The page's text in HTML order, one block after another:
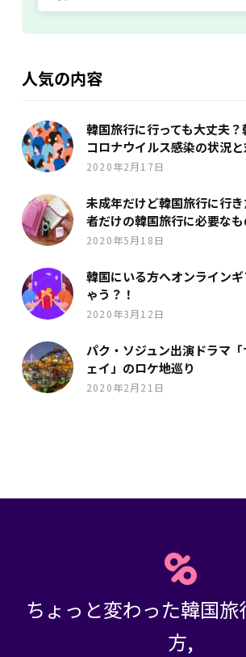
人気の内容
韓国旅行に行っても大丈夫
コロナウイルス感染の状況
2020年2月17日
未成年だけど韓国旅行に行
者だけの韓国旅行に必要なも
2020年5月18日
韓国にいる方へオンライン
ゃう？！
2020年3月12日
パク・ソジュン出演ドラマ
ェイ」のロケ地巡り
2020年2月21日
ちょっと変わった韓国
方,